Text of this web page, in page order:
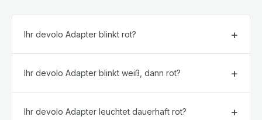
Ihr devolo Adapter blinkt rot?
Ihr devolo Adapter blinkt weiß, dann rot?
Ihr devolo Adapter leuchtet dauerhaft rot?